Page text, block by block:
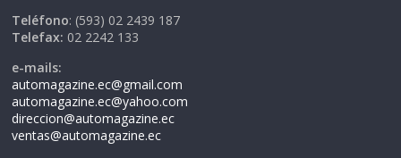
Teléfono: (593) 02 2439 187
Telefax: 02 2242 133
e-mails:
automagazine.ec@gmail.com
automagazine.ec@yahoo.com
direccion@automagazine.ec
ventas@automagazine.ec